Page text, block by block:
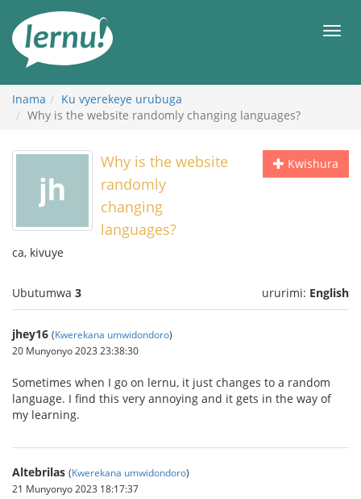
rupapuro
rw'ibirimwo
Inama
Ku vyerekeye urubuga
Why is the website randomly changing languages?
Kwishura
Why is the website
randomly
changing
languages?
ca, kivuye
Ubutumwa 3 ururimi: English
jhey16 (Kwerekana umwidondoro)
20 Munyonyo 2023 23:38:30
Sometimes when I go on lernu, it just changes to a random
language. I find this very annoying and it gets in the way of
my learning.
Altebrilas (Kwerekana umwidondoro)
21 Munyonyo 2023 18:17:37